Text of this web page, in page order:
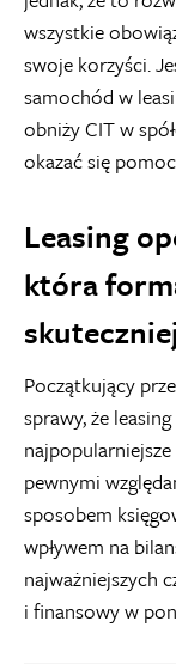
wszystkie
swoje korzyści.
samochód w
obniży CIT w
okazać się
Leasing
która
Początkujący
sprawy, że
pewnymi
sposobem
wpływem na
najważniejszych
i finansowy w